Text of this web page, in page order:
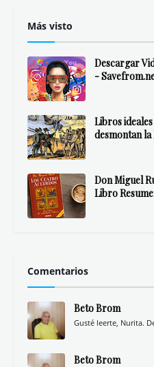
Más visto
Descargar
-
Libros
desmontan
Don Miguel
Libro
Comentarios
Beto Brom
Gusté leerte, Nurita.
Beto Brom